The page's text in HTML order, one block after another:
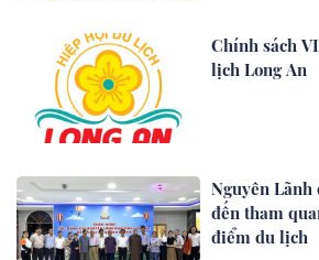
Chính sách
lịch Long An
Nguyên Lãnh
đến tham
điểm du lịch